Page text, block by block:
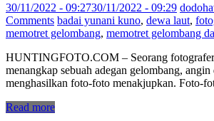
30/11/2022 - 09:2730/11/2022 - 09:29
Comments badai yunani kuno, dewa laut,
memotret gelombang, memotret gelombang
HUNTINGFOTO.COM – Seorang fotografer
menangkap sebuah adegan gelombang, angin
menghasilkan foto-foto menakjupkan. Foto-
Read more